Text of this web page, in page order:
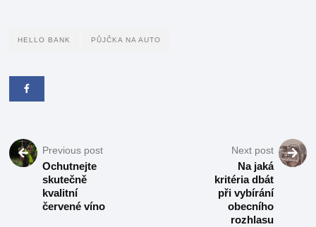
HELLO BANK PŮJČKA NA AUTO
Previous post
Ochutnejte
skutečně
kvalitní
červené víno
Next post
Na jaká
kritéria dbát
při vybírání
obecního
rozhlasu